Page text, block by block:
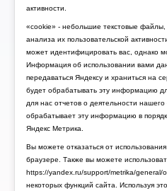
активности.
«cookie» - небольшие текстовые
анализа их пользовательской
может идентифицировать вас, однако
Информация об использовании вами
передаваться Яндексу и храниться на
будет обрабатывать эту информацию
для нас отчетов о деятельности
обрабатывает эту информацию в
Яндекс Метрика.
Вы можете отказаться от
браузере. Также вы можете
https://yandex.ru/support/metrika/general/
некоторых функций сайта. Используя